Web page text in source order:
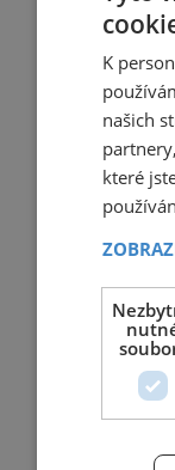
K
našich
které